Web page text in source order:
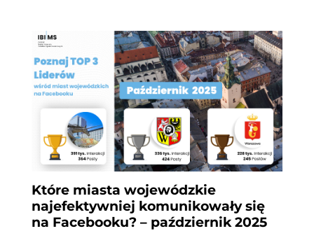
Które miasta wojewódzkie
najefektywniej komunikowały się
na Facebooku? – październik 2025